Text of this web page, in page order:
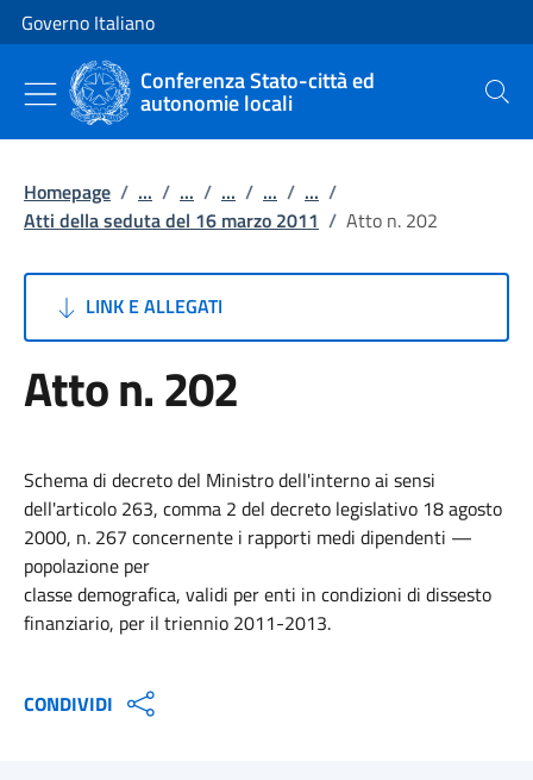
Vai al contenuto
Vai alla navigazione del sito
Governo Italiano
Conferenza Stato-città ed
autonomie locali Cerca
Homepage / ... / ... / ... / ... / ... /
Atti della seduta del 16 marzo 2011 / Atto n. 202
LINK E ALLEGATI
Atto n. 202
Schema di decreto del Ministro dell'interno ai sensi
dell'articolo 263, comma 2 del decreto legislativo 18 agosto
2000, n. 267 concernente i rapporti medi dipendenti —
popolazione per
classe demografica, validi per enti in condizioni di dissesto
finanziario, per il triennio 2011-2013.
CONDIVIDI